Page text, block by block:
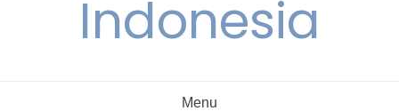
Indonesia
Menu